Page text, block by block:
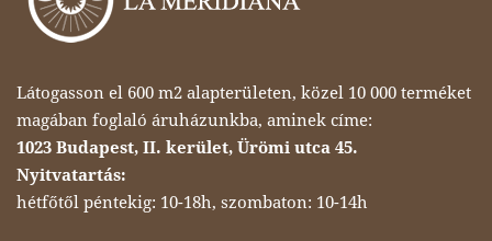
Látogasson el 600 m2 alapterületen, közel 10 000 terméket
magában foglaló áruházunkba, aminek címe:
1023 Budapest, II. kerület, Ürömi utca 45.
Nyitvatartás:
hétfőtől péntekig: 10-18h, szombaton: 10-14h